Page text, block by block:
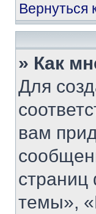
Вернуться
» Как
Для
вам
темы»,